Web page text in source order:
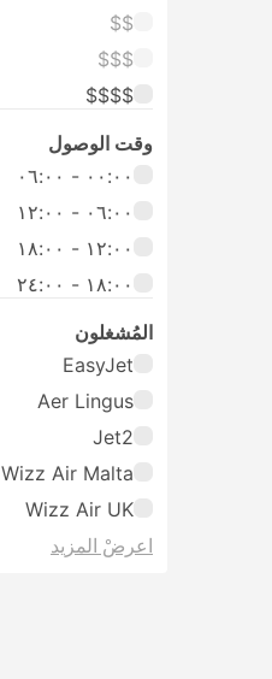
$$
$$$
$$$$
وقت الوصول
٠٠:٠٠ ‏- ٠٦:٠٠
٠٦:٠٠ ‏- ١٢:٠٠
١٢:٠٠ ‏- ١٨:٠٠
١٨:٠٠ ‏-‏ ٢٤:٠٠
المُشغلون
EasyJet
Aer Lingus
Jet2
Wizz Air Malta
Wizz Air UK
اعرضْ المزيد